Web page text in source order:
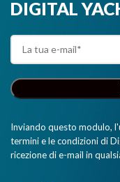
DIGITAL
Inviando questo modulo,
termini e le condizioni di
ricezione di e-mail in